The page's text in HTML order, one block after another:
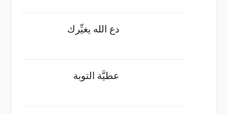
دع الله يغيِّرك
عطيَّة التوبة